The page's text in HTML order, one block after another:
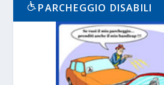
PARCHEGGIO DISABILI